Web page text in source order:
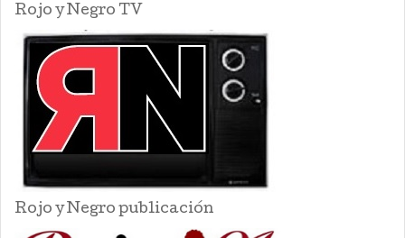
Rojo y Negro TV
Rojo y Negro publicación